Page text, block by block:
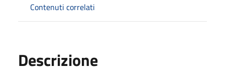
Contenuti correlati
Descrizione